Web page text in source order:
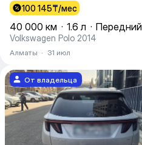
100 145₸/мес
40 000 км · 1.6 л · Передний
Volkswagen Polo 2014
Алматы · 31 июл
От владельца